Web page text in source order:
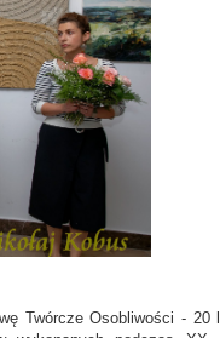
Twórcze Osobliwości -